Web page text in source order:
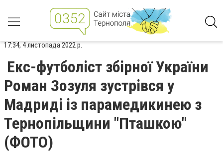
17:34, 4 листопада 2022 р.
Екс-футболіст збірної України
Роман Зозуля зустрівся у
Мадриді із парамедикинею з
Тернопільщини "Пташкою"
(ФОТО)